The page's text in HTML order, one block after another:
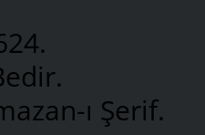
ı Şerif.